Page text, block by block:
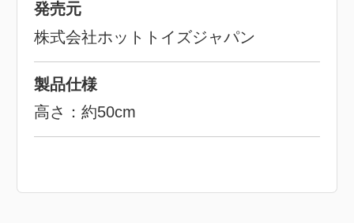
発売元
株式会社ホットトイズジャパン
製品仕様
高さ：約50cm